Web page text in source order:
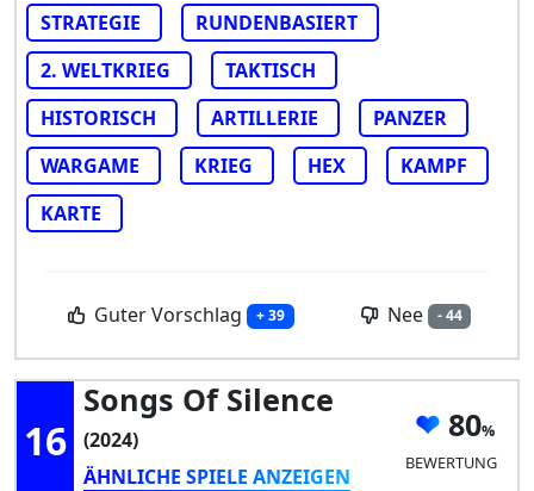
STRATEGIE
RUNDENBASIERT
2. WELTKRIEG
TAKTISCH
HISTORISCH
ARTILLERIE
PANZER
WARGAME
KRIEG HEX
KAMPF
KARTE
Guter Vorschlag + 39 Nee - 44
16
Songs Of Silence
(2024)
ÄHNLICHE SPIELE ANZEIGEN
80
BEWERTUNG